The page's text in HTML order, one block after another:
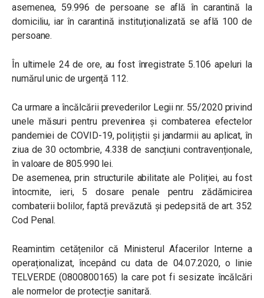
asemenea, 59.996 de persoane se află în carantină la
domiciliu, iar în carantină instituționalizată se află 100 de
persoane.
În ultimele 24 de ore, au fost înregistrate 5.106 apeluri la
numărul unic de urgență 112.
Ca urmare a încălcării prevederilor Legii nr. 55/2020 privind
unele măsuri pentru prevenirea și combaterea efectelor
pandemiei de COVID-19, polițiștii și jandarmii au aplicat, în
ziua de 30 octombrie, 4.338 de sancțiuni contravenționale,
în valoare de 805.990 lei.
De asemenea, prin structurile abilitate ale Poliției, au fost
întocmite, ieri, 5 dosare penale pentru zădărnicirea
combaterii bolilor, faptă prevăzută și pedepsită de art. 352
Cod Penal.
Reamintim cetățenilor că Ministerul Afacerilor Interne a
operaționalizat, începând cu data de 04.07.2020, o linie
TELVERDE (0800800165) la care pot fi sesizate încălcări
ale normelor de protecție sanitară.